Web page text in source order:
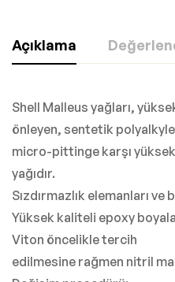
Açıklama
Shell Malleus yağları,
önleyen, sentetik
micro-pittinge karşı
yağıdır.
Sızdırmazlık elemanları
Yüksek kaliteli epoxy
Viton öncelikle tercih
edilmesine rağmen nitril